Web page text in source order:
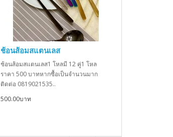
ช้อนส้อมสแตนเลส
ช้อนส้อมสแตนเลส1 โหลมี 12 คู่1 โหล
ราคา 500 บาทหากซื้อเป็นจำนวนมาก
ติดต่อ 0819021535..
500.00บาท